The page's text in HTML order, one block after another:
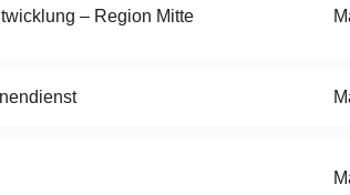
– Region Mitte